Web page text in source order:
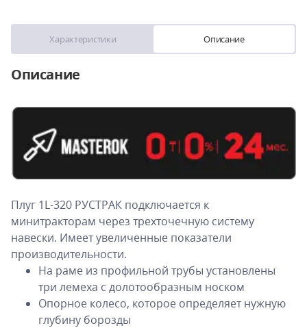
Характеристики Описание
Описание
Плуг 1L-320 РУСТРАК подключается к
минитракторам через трехточечную систему
навески. Имеет увеличенные показатели
производительности.
На раме из профильной трубы установлены
три лемеха с долотообразным носком
Опорное колесо, которое определяет нужную
глубину борозды